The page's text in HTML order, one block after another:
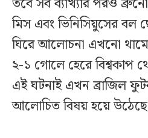
মিস এবং ভিনিসিয়ুসের বল
ঘিরে আলোচনা এখনো
২-১ গোলে হেরে বিশ্বকাপ
এই ঘটনাই এখন ব্রাজিল
আলোচিত বিষয় হয়ে